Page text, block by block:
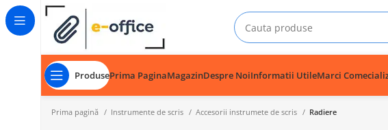
ProdusePrima PaginaMagazinDespre NoiInformatii UtileMarci
Prima pagină Instrumente de scris Accesorii instrumete de scris Radiere